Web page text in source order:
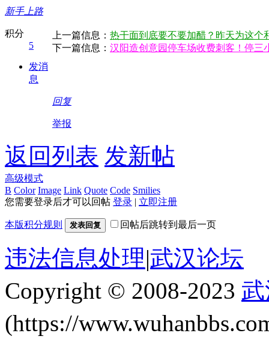
新手上路
积分
5
发消
息
上一篇信息： 热干面到底要不要加醋？昨天为这个
下一篇信息： 汉阳造创意园停车场收费刺客！停三
回复
举报
返回列表 发新帖
高级模式
B Color Image Link Quote Code Smilies
您需要登录后才可以回帖 登录 | 立即注册
本版积分规则 发表回复 回帖后跳转到最后一页
违法信息处理|武汉论坛
Copyright © 2008-2023
(https://